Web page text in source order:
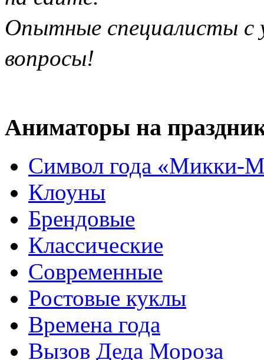
Опытные специалисты с
вопросы!
Аниматоры на
Символ года «Микки-
Клоуны
Брендовые
Классические
Современные
Ростовые куклы
Времена года
Вызов Деда Мороза